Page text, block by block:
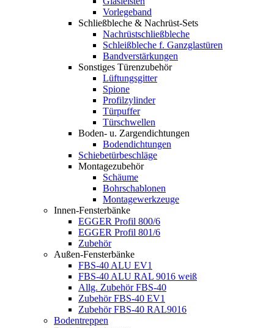
Vorlegeband
Schließbleche & Nachrüst-Sets
Nachrüstschließbleche
Schleißbleche f. Ganzglastüren
Bandverstärkungen
Sonstiges Türenzubehör
Lüftungsgitter
Spione
Profilzylinder
Türpuffer
Türschwellen
Boden- u. Zargendichtungen
Bodendichtungen
Schiebetürbeschläge
Montagezubehör
Schäume
Bohrschablonen
Montagewerkzeuge
Innen-Fensterbänke
EGGER Profil 800/6
EGGER Profil 801/6
Zubehör
Außen-Fensterbänke
FBS-40 ALU EV1
FBS-40 ALU RAL 9016 weiß
Allg. Zubehör FBS-40
Zubehör FBS-40 EV1
Zubehör FBS-40 RAL9016
Bodentreppen